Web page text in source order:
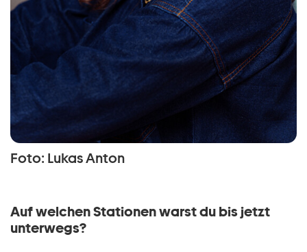
Foto: Lukas Anton
Auf welchen Stationen warst du bis jetzt
unterwegs?